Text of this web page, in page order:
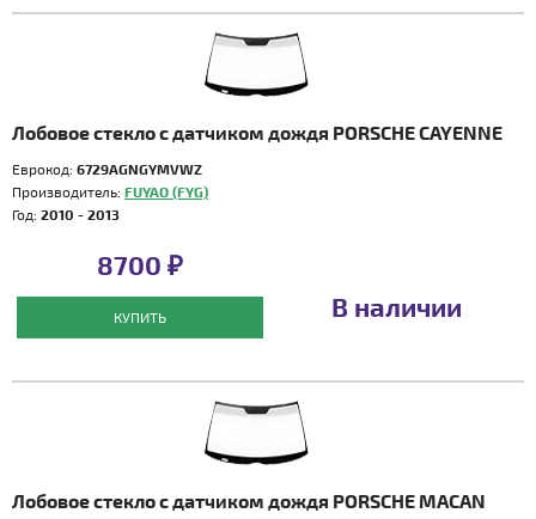
Лобовое стекло с датчиком дождя PORSCHE CAYENNE
Еврокод: 6729AGNGYMVWZ
Производитель: FUYAO (FYG)
Год: 2010 - 2013
8700 ₽
КУПИТЬ В наличии
Лобовое стекло с датчиком дождя PORSCHE MACAN